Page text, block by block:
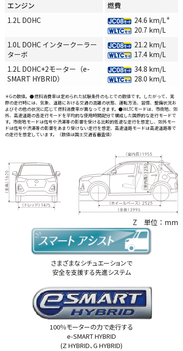
エンジン
1.2L DOHC
1.0L DOHC インタークーラー
ターボ
1.2L DOHC+2モーター（e-
SMART HYBRID）
燃費
24.6 km/L＊
20.7 km/L
21.2 km/L
17.4 km/L
34.8 km/L
28.0 km/L
＊Gの数値。●燃料消費率は定められた試験条件のもとでの数値です。したがって、実
際の走行時には、気象、道路における交通の混雑の状態、運転方法、習慣、整備状況お
よびその他の状況に応じて燃料消費率が異なってきます。●WLTCモードは、市街地、郊
外、高速道路の各走行モードを平均的な使用時間配分で構成した国際的な走行モードで
す。市街地モードは信号や渋滞等の影響を受ける比較的低速な走行を想定し、郊外モー
ドは信号や渋滞等の影響をあまり受けない走行を想定、高速道路モードは高速道路等で
の走行を想定しています。（数値は国土交通省審査値）
Z 単位：mm
さまざまなシチュエーションで
安全を支援する先進システム
100％モーターの力で走行する
e-SMART HYBRID
(Z HYBRID、G HYBRID)